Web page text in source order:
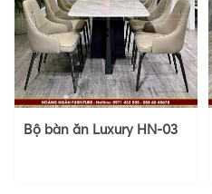
Bộ bàn ăn Luxury HN-03